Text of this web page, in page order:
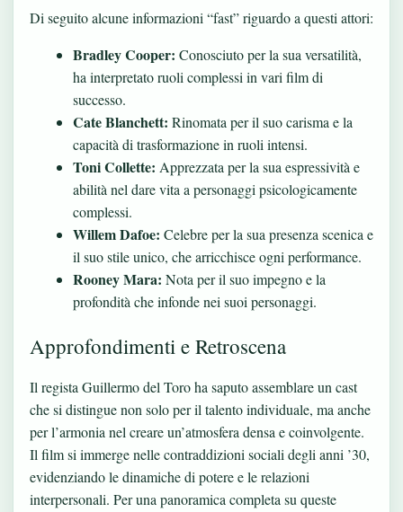
Di seguito alcune informazioni “fast” riguardo a questi attori:
Bradley Cooper: Conosciuto per la sua versatilità,
ha interpretato ruoli complessi in vari film di
successo.
Cate Blanchett: Rinomata per il suo carisma e la
capacità di trasformazione in ruoli intensi.
Toni Collette: Apprezzata per la sua espressività e
abilità nel dare vita a personaggi psicologicamente
complessi.
Willem Dafoe: Celebre per la sua presenza scenica e
il suo stile unico, che arricchisce ogni performance.
Rooney Mara: Nota per il suo impegno e la
profondità che infonde nei suoi personaggi.
Approfondimenti e Retroscena
Il regista Guillermo del Toro ha saputo assemblare un cast
che si distingue non solo per il talento individuale, ma anche
per l’armonia nel creare un’atmosfera densa e coinvolgente.
Il film si immerge nelle contraddizioni sociali degli anni ’30,
evidenziando le dinamiche di potere e le relazioni
interpersonali. Per una panoramica completa su queste